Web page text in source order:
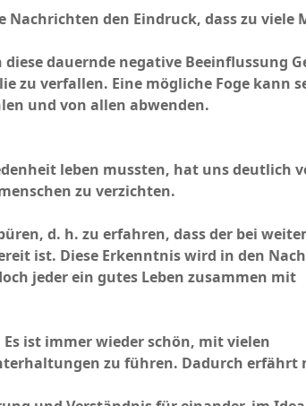
den Eindruck, dass zu viele
dauernde negative Beeinflussung
zu verfallen. Eine mögliche Foge kann
und von allen abwenden.
leben mussten, hat uns deutlich
zu verzichten.
d. h. zu erfahren, dass der bei
ist. Diese Erkenntnis wird in den
jeder ein gutes Leben zusammen mit
ist immer wieder schön, mit vielen
zu führen. Dadurch erfährt